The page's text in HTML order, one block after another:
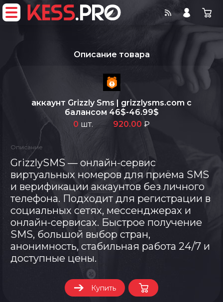
Описание товара
аккаунт Grizzly Sms | grizzlysms.com с
балансом 46$-46.99$
0 шт. 920.00
Описание
GrizzlySMS — онлайн-сервис
виртуальных номеров для приёма SMS
и верификации аккаунтов без личного
телефона. Подходит для регистрации в
социальных сетях, мессенджерах и
онлайн-сервисах. Быстрое получение
SMS, большой выбор стран,
анонимность, стабильная работа 24/7 и
доступные цены.
Купить
Всего позиций в корзине
Всего товара в корзине
(шт)
Сумма к оплате (без скидок)
Руб.